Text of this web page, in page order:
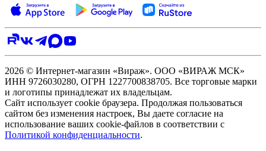
2026 © Интернет-магазин «Вираж». ООО «ВИРАЖ МСК»
ИНН 9726030280, ОГРН 1227700838705. Все торговые марки
и логотипы принадлежат их владельцам.
Сайт использует cookie браузера. Продолжая пользоваться
сайтом без изменения настроек, Вы даете согласие на
использование ваших cookie-файлов в соответствии с
Политикой конфиденциальности.